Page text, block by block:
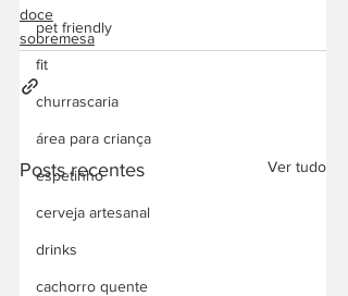
pet friendly
fit
churrascaria
área para criança
espetinho
cerveja artesanal
drinks
cachorro quente
doce
sobremesa
Posts recentes Ver tudo